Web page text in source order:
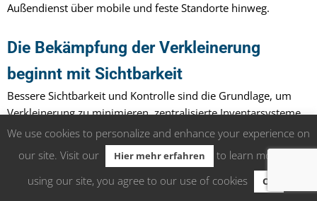
Außendienst über mobile und feste Standorte hinweg.
Die Bekämpfung der Verkleinerung
beginnt mit Sichtbarkeit
Bessere Sichtbarkeit und Kontrolle sind die Grundlage, um
Verkleinerung zu minimieren, zentralisierte Inventarsysteme,
durchgesetzte Verantwortlichkeit und Echtzeit-
Durch die Verschärfung der Prozesse des Empfangs, der
We use cookies to personalize and enhance your experience on
our site. Visit our
Hier mehr erfahren
to learn more. By
using our site, you agree to our use of cookies
Ok